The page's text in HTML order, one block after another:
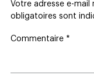
Votre adresse e-mail
obligatoires sont
Commentaire *